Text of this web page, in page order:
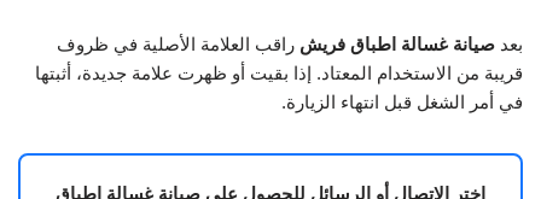
بعد صيانة غسالة اطباق فريش راقب العلامة الأصلية في ظروف
قريبة من الاستخدام المعتاد. إذا بقيت أو ظهرت علامة جديدة، أثبتها
في أمر الشغل قبل انتهاء الزيارة.
اختر الاتصال أو الرسائل للحصول على صيانة غسالة اطباق